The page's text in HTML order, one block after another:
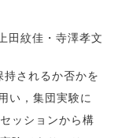
上田紋佳・寺澤孝文
されるか否かを
い，集団実験に
ッションから構